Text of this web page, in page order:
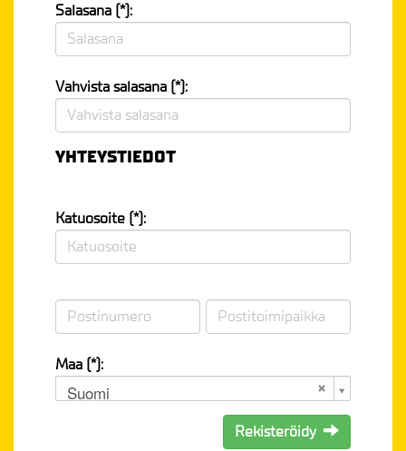
Salasana (*):
Vahvista salasana (*):
YHTEYSTIEDOT
Katuosoite (*):
Maa (*):
Suomi
Rekisteröidy